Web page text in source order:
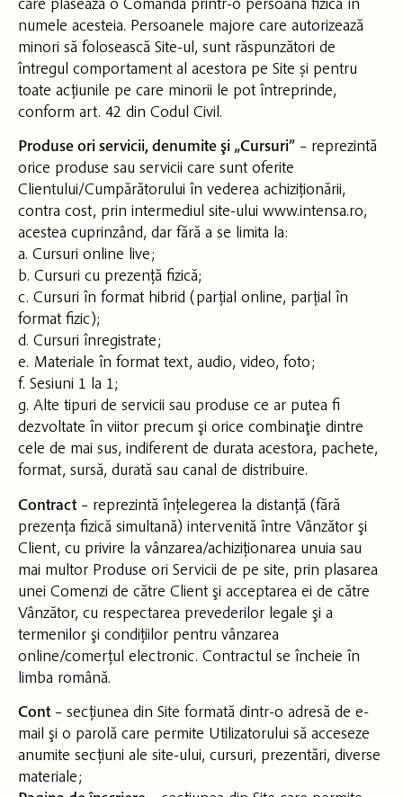
numele acesteia. Persoanele majore care autorizează
minori să folosească Site-ul, sunt răspunzători de
întregul comportament al acestora pe Site și pentru
toate acțiunile pe care minorii le pot întreprinde,
conform art. 42 din Codul Civil.
Produse ori servicii, denumite şi „Cursuri” – reprezintă
orice produse sau servicii care sunt oferite
Clientului/Cumpărătorului în vederea achiziționării,
contra cost, prin intermediul site-ului www.intensa.ro,
acestea cuprinzând, dar fără a se limita la:
a. Cursuri online live;
b. Cursuri cu prezență fizică;
c. Cursuri în format hibrid (parțial online, parțial în
format fizic);
d. Cursuri înregistrate;
e. Materiale în format text, audio, video, foto;
f. Sesiuni 1 la 1;
g. Alte tipuri de servicii sau produse ce ar putea fi
dezvoltate în viitor precum şi orice combinaţie dintre
cele de mai sus, indiferent de durata acestora, pachete,
format, sursă, durată sau canal de distribuire.
Contract– reprezintă înțelegerea la distanță (fără
prezența fizică simultană) intervenită între Vânzător şi
Client, cu privire la vânzarea/achiziționarea unuia sau
mai multor Produse ori Servicii de pe site, prin plasarea
unei Comenzi de către Client şi acceptarea ei de către
Vânzător, cu respectarea prevederilor legale şi a
termenilor şi condițiilor pentru vânzarea
online/comerțul electronic. Contractul se încheie în
limba română.
Cont– secțiunea din Site formată dintr-o adresă de e-
mail şi o parolă care permite Utilizatorului să acceseze
anumite secțiuni ale site-ului, cursuri, prezentări, diverse
materiale;